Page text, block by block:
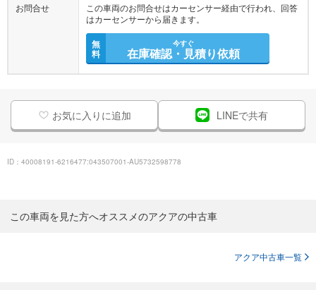
お問合せ
この車両のお問合せはカーセンサー経由で行われ、回答
はカーセンサーから届きます。
無
料
今すぐ
在庫確認・見積り依頼
お気に入りに追加 LINEで共有
ID：40008191-6216477:043507001-AU5732598778
この車両を見た方へオススメのアクアの中古車
アクア中古車一覧